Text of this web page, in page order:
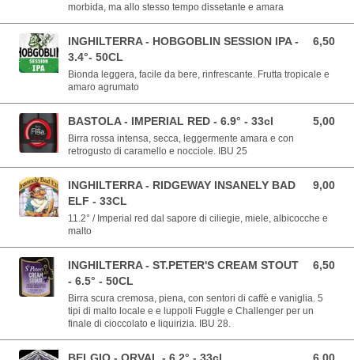
morbida, ma allo stesso tempo dissetante e amara
INGHILTERRA - HOBGOBLIN SESSION IPA -
3.4°- 50CL
6,50
6,50 EUR
Bionda leggera, facile da bere, rinfrescante. Frutta tropicale e
amaro agrumato
BASTOLA - IMPERIAL RED - 6.9° - 33cl 5,00
5,00 EUR
Birra rossa intensa, secca, leggermente amara e con
retrogusto di caramello e nocciole. IBU 25
INGHILTERRA - RIDGEWAY INSANELY BAD
ELF - 33CL
9,00
9,00 EUR
11.2° / Imperial red dal sapore di ciliegie, miele, albicocche e
malto
INGHILTERRA - ST.PETER'S CREAM STOUT
- 6.5° - 50CL
6,50
6,50 EUR
Birra scura cremosa, piena, con sentori di caffè e vaniglia. 5
tipi di malto locale e e luppoli Fuggle e Challenger per un
finale di cioccolato e liquirizia. IBU 28.